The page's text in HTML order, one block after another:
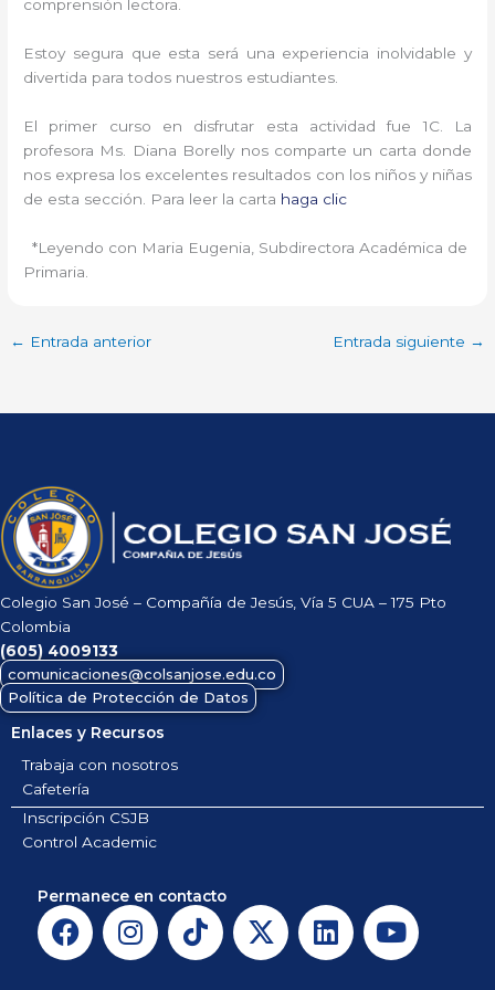
comprensión lectora.
Estoy segura que esta será una experiencia inolvidable y
divertida para todos nuestros estudiantes.
El primer curso en disfrutar esta actividad fue 1C. La
profesora Ms. Diana Borelly nos comparte un carta donde
nos expresa los excelentes resultados con los niños y niñas
de esta sección. Para leer la carta haga clic
*Leyendo con Maria Eugenia, Subdirectora Académica de
Primaria.
← Entrada anterior Entrada siguiente →
Colegio San José – Compañía de Jesús, Vía 5 CUA – 175 Pto
Colombia
(605) 4009133
comunicaciones@colsanjose.edu.co
Política de Protección de Datos
Enlaces y Recursos
Trabaja con nosotros
Cafetería
Inscripción CSJB
Control Academic
Permanece en contacto
F
a
I
n
T
i
X
-
L
i
Y
o